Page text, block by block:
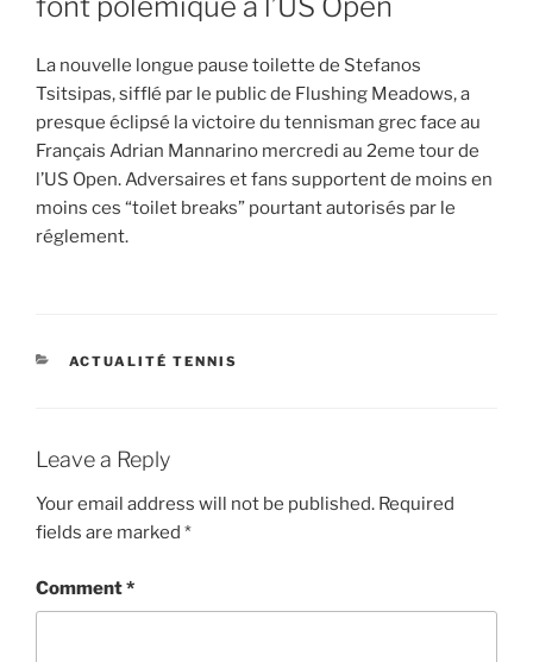
La nouvelle longue pause toilette de Stefanos
Tsitsipas, sifflé par le public de Flushing Meadows, a
presque éclipsé la victoire du tennisman grec face au
Français Adrian Mannarino mercredi au 2eme tour de
l’US Open. Adversaires et fans supportent de moins en
moins ces “toilet breaks” pourtant autorisés par le
réglement.
CATEGORIES
ACTUALITÉ TENNIS
Leave a Reply
Your email address will not be published. Required
fields are marked *
Comment*